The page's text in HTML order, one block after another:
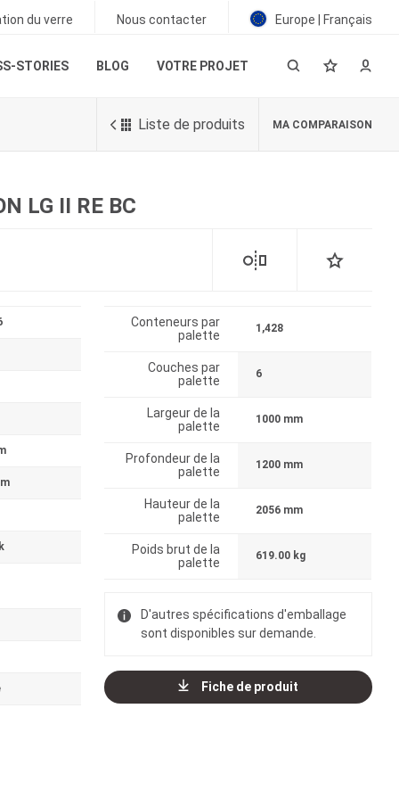
du verre Nous contacter Europe | Français
STORIES BLOG VOTRE PROJET
Liste de produits MA COMPARAISON
LG II RE BC
Conteneurs par
palette
1,428
Couches par
palette
6
Largeur de la
palette
1000 mm
Profondeur de la
palette
1200 mm
Hauteur de la
palette
2056 mm
Poids brut de la
palette
619.00 kg
D'autres spécifications d'emballage
sont disponibles sur demande.
Fiche de produit